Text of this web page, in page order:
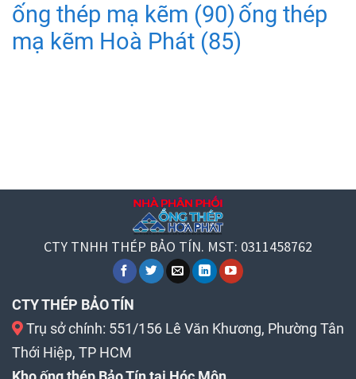
ống thép mạ kẽm (90) ống thép
mạ kẽm Hoà Phát (85)
CTY TNHH THÉP BẢO TÍN. MST: 0311458762
CTY THÉP BẢO TÍN
Trụ sở chính: 551/156 Lê Văn Khương, Phường Tân
Thới Hiệp, TP HCM